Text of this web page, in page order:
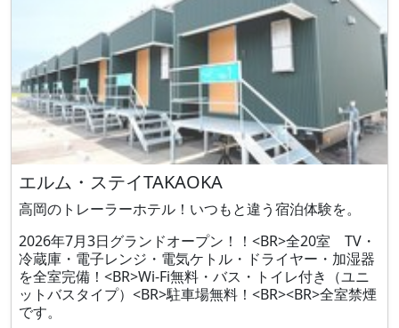
エルム・ステイTAKAOKA
高岡のトレーラーホテル！いつもと違う宿泊体験を。
2026年7月3日グランドオープン！！<BR>全20室 TV・
冷蔵庫・電子レンジ・電気ケトル・ドライヤー・加湿器
を全室完備！<BR>Wi-Fi無料・バス・トイレ付き（ユニ
ットバスタイプ）<BR>駐車場無料！<BR><BR>全室禁煙
です。